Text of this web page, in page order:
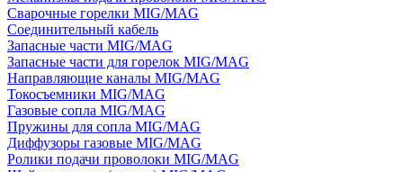
Сварочные горелки MIG/MAG
Соединительный кабель
Запасные части MIG/MAG
Запасные части для горелок MIG/MAG
Направляющие каналы MIG/MAG
Токосъемники MIG/MAG
Газовые сопла MIG/MAG
Пружины для сопла MIG/MAG
Диффузоры газовые MIG/MAG
Ролики подачи проволоки MIG/MAG